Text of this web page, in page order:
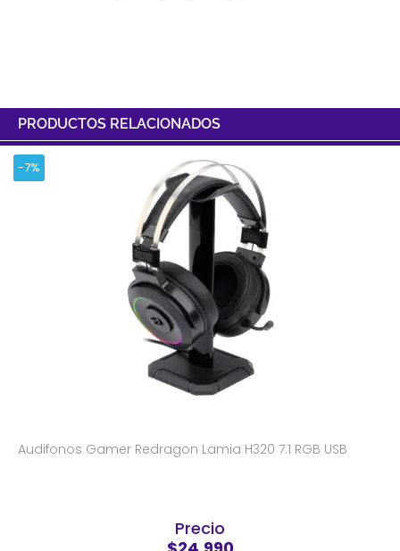
PRODUCTOS RELACIONADOS
-7%
Audifonos Gamer Redragon Lamia H320 7.1 RGB USB
Precio